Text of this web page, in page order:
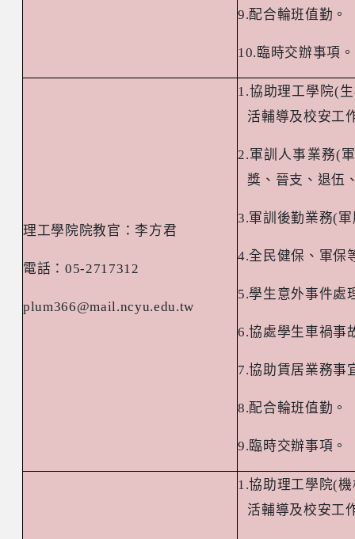
9.配合輪班值勤。
10. 臨時交辦事項。
理工學院院教官：李方君
電話：05-2717312
plum366@mail.ncyu.edu.tw
1.協助理工學院(
活輔導及校安工
2.軍訓人事業務(
獎、晉支、退伍
3.軍訓後勤業務(
4.全民健保、軍保
5.學生意外事件處
6.協處學生車禍事
7.協助賃居業務事
8.配合輪班值勤。
9.臨時交辦事項。
1.協助理工學院(
活輔導及校安工